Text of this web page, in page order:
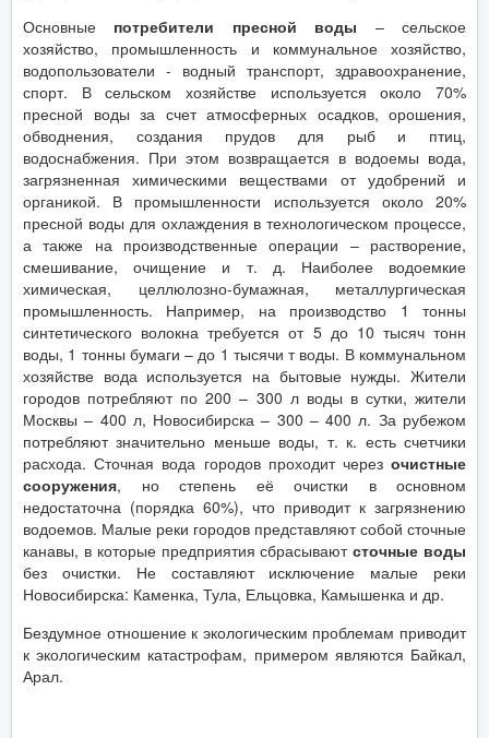
Основные потребители пресной воды – сельское
хозяйство, промышленность и коммунальное хозяйство,
водопользователи - водный транспорт, здравоохранение,
спорт. В сельском хозяйстве используется около 70%
пресной воды за счет атмосферных осадков, орошения,
обводнения, создания прудов для рыб и птиц,
водоснабжения. При этом возвращается в водоемы вода,
загрязненная химическими веществами от удобрений и
органикой. В промышленности используется около 20%
пресной воды для охлаждения в технологическом процессе,
а также на производственные операции – растворение,
смешивание, очищение и т. д. Наиболее водоемкие
химическая, целлюлозно-бумажная, металлургическая
промышленность. Например, на производство 1 тонны
синтетического волокна требуется от 5 до 10 тысяч тонн
воды, 1 тонны бумаги – до 1 тысячи т воды. В коммунальном
хозяйстве вода используется на бытовые нужды. Жители
городов потребляют по 200 – 300 л воды в сутки, жители
Москвы – 400 л, Новосибирска – 300 – 400 л. За рубежом
потребляют значительно меньше воды, т. к. есть счетчики
расхода. Сточная вода городов проходит через очистные
сооружения, но степень её очистки в основном
недостаточна (порядка 60%), что приводит к загрязнению
водоемов. Малые реки городов представляют собой сточные
канавы, в которые предприятия сбрасываютсточные воды
без очистки. Не составляют исключение малые реки
Новосибирска: Каменка, Тула, Ельцовка, Камышенка и др.
Бездумное отношение к экологическим проблемам приводит
к экологическим катастрофам, примером являются Байкал,
Арал.